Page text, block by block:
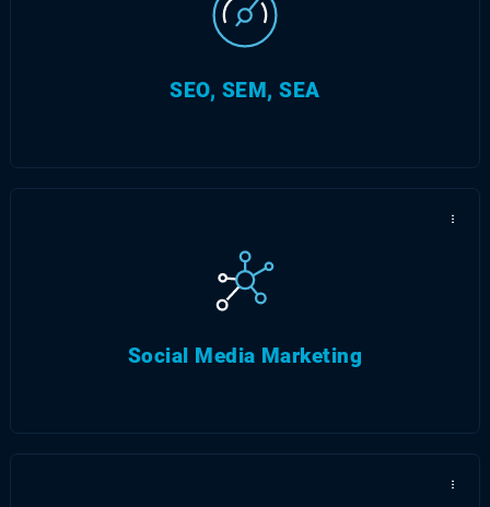
SEO, SEM, SEA
Social Media Marketing
...
...
Wir entwickeln Applikationen, die auf Sie und